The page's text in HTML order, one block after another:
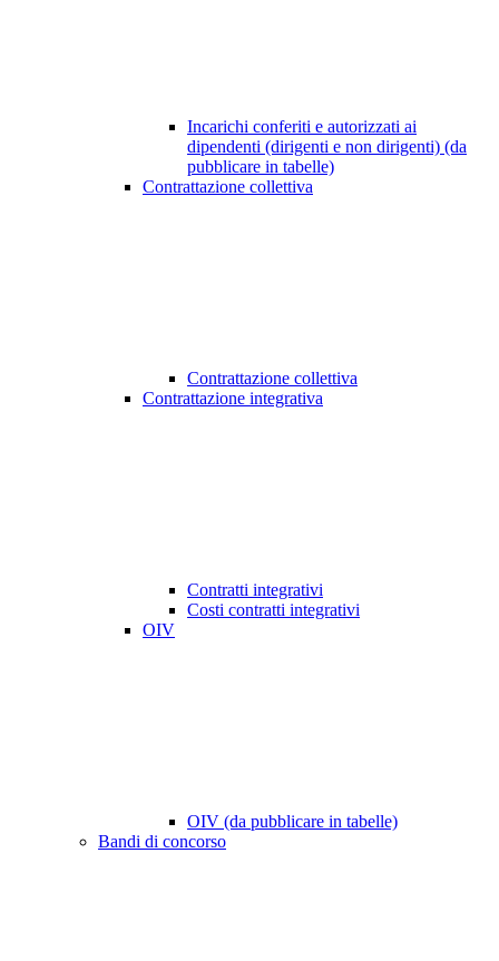
Incarichi conferiti e autorizzati ai
dipendenti (dirigenti e non dirigenti) (da
pubblicare in tabelle)
Contrattazione collettiva
Contrattazione collettiva
Contrattazione integrativa
Contratti integrativi
Costi contratti integrativi
OIV
OIV (da pubblicare in tabelle)
Bandi di concorso